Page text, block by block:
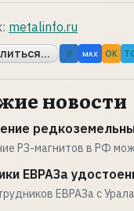
metalinfo.ru
B MAX OK
новости
РЗ-магнитов в РФ
ЕВРАЗа
ЕВРАЗа с